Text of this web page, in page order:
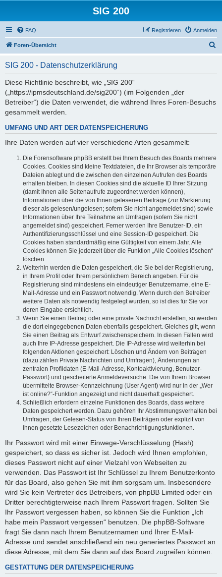
SIG 200
FAQ Anmelden
Registrieren
Foren-Übersicht
SIG 200 - Datenschutzerklärung
Diese Richtlinie beschreibt, wie „SIG 200“
(„https://ipmsdeutschland.de/sig200“) (im Folgenden „der
Betreiber“) die Daten verwendet, die während Ihres Foren-Besuchs
gesammelt werden.
UMFANG UND ART DER DATENSPEICHERUNG
Ihre Daten werden auf vier verschiedene Arten gesammelt:
Die Forensoftware phpBB erstellt bei Ihrem Besuch des Boards mehrere
Cookies. Cookies sind kleine Textdateien, die Ihr Browser als temporäre
Dateien ablegt und die zwischen den einzelnen Aufrufen des Boards
erhalten bleiben. In diesen Cookies sind die aktuelle ID Ihrer Sitzung
(damit Ihnen alle Seitenaufrufe zugeordnet werden können),
Informationen über die von Ihnen gelesenen Beiträge (zur Markierung
dieser als gelesen/ungelesen; sofern Sie nicht angemeldet sind) sowie
Informationen über Ihre Teilnahme an Umfragen (sofern Sie nicht
angemeldet sind) gespeichert. Ferner werden Ihre Benutzer-ID, ein
Authentifizierungsschlüssel und eine Session-ID gespeichert. Die
Cookies haben standardmäßig eine Gültigkeit von einem Jahr. Alle
Cookies können Sie jederzeit über die Funktion „Alle Cookies löschen“
löschen.
Weiterhin werden die Daten gespeichert, die Sie bei der Registrierung,
in Ihrem Profil oder Ihrem persönlichem Bereich angeben. Für die
Registrierung sind mindestens ein eindeutiger Benutzername, eine E-
Mail-Adresse und ein Passwort notwendig. Wenn durch den Betreiber
weitere Daten als notwendig festgelegt wurden, so ist dies für Sie vor
deren Eingabe ersichtlich.
Wenn Sie einen Beitrag oder eine private Nachricht erstellen, so werden
die dort eingegebenen Daten ebenfalls gespeichert. Gleiches gilt, wenn
Sie einen Beitrag als Entwurf zwischenspeichern. In diesen Fällen wird
auch Ihre IP-Adresse gespeichert. Die IP-Adresse wird weiterhin bei
folgenden Aktionen gespeichert: Löschen und Ändern von Beiträgen
(dazu zählen Private Nachrichten und Umfragen), Änderungen an
zentralen Profildaten (E-Mail-Adresse, Kontoaktivierung, Benutzer-
Passwort) und gescheiterte Anmeldeversuche. Die von Ihrem Browser
übermittelte Browser-Kennzeichnung (User Agent) wird nur in der „Wer
ist online?“-Funktion angezeigt und nicht dauerhaft gespeichert.
Schließlich erfordern einzelne Funktionen des Boards, dass weitere
Daten gespeichert werden. Dazu gehören Ihr Abstimmungsverhalten bei
Umfragen, der Gelesen-Status von Ihren Beiträgen oder explizit von
Ihnen gesetzte Lesezeichen oder Benachrichtigungsfunktionen.
Ihr Passwort wird mit einer Einwege-Verschlüsselung (Hash)
gespeichert, so dass es sicher ist. Jedoch wird Ihnen empfohlen,
dieses Passwort nicht auf einer Vielzahl von Webseiten zu
verwenden. Das Passwort ist Ihr Schlüssel zu Ihrem Benutzerkonto
für das Board, also gehen Sie mit ihm sorgsam um. Insbesondere
wird Sie kein Vertreter des Betreibers, von phpBB Limited oder ein
Dritter berechtigterweise nach Ihrem Passwort fragen. Sollten Sie
Ihr Passwort vergessen haben, so können Sie die Funktion „Ich
habe mein Passwort vergessen“ benutzen. Die phpBB-Software
fragt Sie dann nach Ihrem Benutzernamen und Ihrer E-Mail-
Adresse und sendet anschließend ein neu generiertes Passwort an
diese Adresse, mit dem Sie dann auf das Board zugreifen können.
GESTATTUNG DER DATENSPEICHERUNG